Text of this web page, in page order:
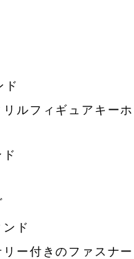
ド
ルフィギュアキーホ
ド
ー付きのファスナー